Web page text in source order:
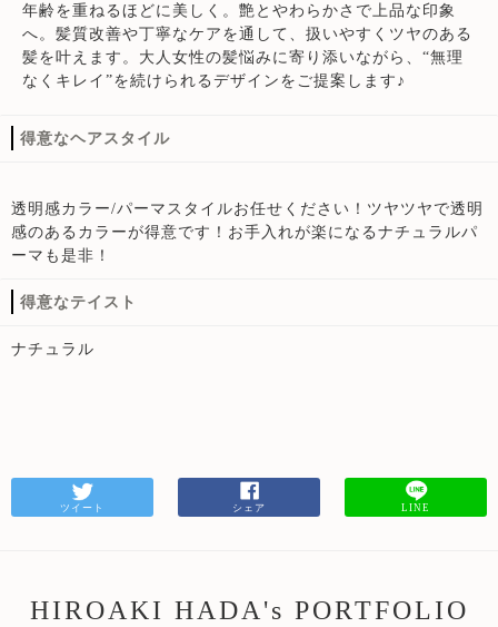
年齢を重ねるほどに美しく。艶とやわらかさで上品な印象
へ。髪質改善や丁寧なケアを通して、扱いやすくツヤのある
髪を叶えます。大人女性の髪悩みに寄り添いながら、“無理
なくキレイ”を続けられるデザインをご提案します♪
得意なヘアスタイル
透明感カラー/パーマスタイルお任せください！ツヤツヤで透明
感のあるカラーが得意です！お手入れが楽になるナチュラルパ
ーマも是非！
得意なテイスト
ナチュラル
ツイート シェア LINE
HIROAKI HADA's PORTFOLIO